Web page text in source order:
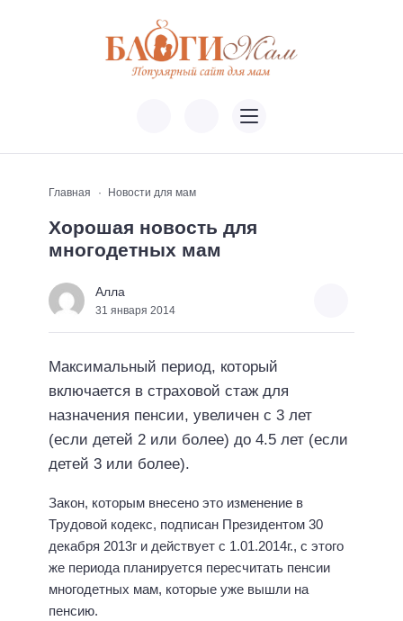
Главная Новости для мам
Хорошая новость для
многодетных мам
Алла
31 января 2014
Максимальный период, который
включается в страховой стаж для
назначения пенсии, увеличен с 3 лет
(если детей 2 или более) до 4.5 лет (если
детей 3 или более).
Закон, которым внесено это изменение в
Трудовой кодекс, подписан Президентом 30
декабря 2013г и действует с 1.01.2014г., с этого
же периода планируется пересчитать пенсии
многодетных мам, которые уже вышли на
пенсию.